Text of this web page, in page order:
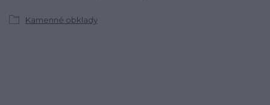
Kamenné obklady